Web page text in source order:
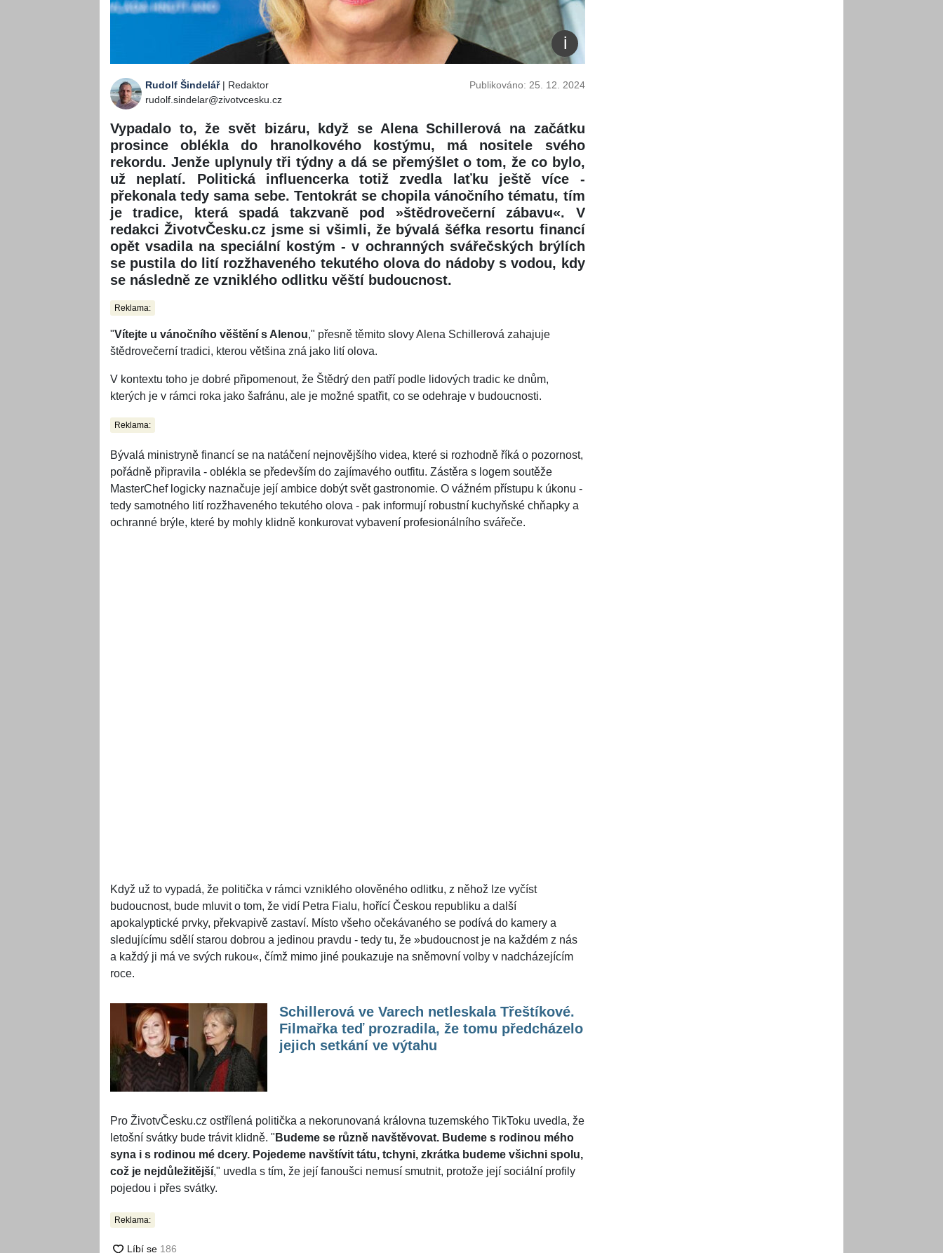
Rudolf Šindelář| Redaktor
rudolf.sindelar@zivotvcesku.cz
Publikováno: 25. 12. 2024
Vypadalo to, že svět bizáru, když se Alena Schillerová na začátku
prosince oblékla do hranolkového kostýmu, má nositele svého
rekordu. Jenže uplynuly tři týdny a dá se přemýšlet o tom, že co bylo,
už neplatí. Politická influencerka totiž zvedla laťku ještě více -
překonala tedy sama sebe. Tentokrát se chopila vánočního tématu, tím
je tradice, která spadá takzvaně pod »štědrovečerní zábavu«. V
redakci ŽivotvČesku.cz jsme si všimli, že bývalá šéfka resortu financí
opět vsadila na speciální kostým - v ochranných svářečských brýlích
se pustila do lití rozžhaveného tekutého olova do nádoby s vodou, kdy
se následně ze vzniklého odlitku věští budoucnost.
Reklama:
"Vítejte u vánočního věštění s Alenou," přesně těmito slovy Alena Schillerová zahajuje
štědrovečerní tradici, kterou většina zná jako lití olova.
V kontextu toho je dobré připomenout, že Štědrý den patří podle lidových tradic ke dnům,
kterých je v rámci roka jako šafránu, ale je možné spatřit, co se odehraje v budoucnosti.
Reklama:
Bývalá ministryně financí se na natáčení nejnovějšího videa, které si rozhodně říká o pozornost,
pořádně připravila - oblékla se především do zajímavého outfitu. Zástěra s logem soutěže
MasterChef logicky naznačuje její ambice dobýt svět gastronomie. O vážném přístupu k úkonu -
tedy samotného lití rozžhaveného tekutého olova - pak informují robustní kuchyňské chňapky a
ochranné brýle, které by mohly klidně konkurovat vybavení profesionálního svářeče.
Když už to vypadá, že politička v rámci vzniklého olověného odlitku, z něhož lze vyčíst
budoucnost, bude mluvit o tom, že vidí Petra Fialu, hořící Českou republiku a další
apokalyptické prvky, překvapivě zastaví. Místo všeho očekávaného se podívá do kamery a
sledujícímu sdělí starou dobrou a jedinou pravdu - tedy tu, že »budoucnost je na každém z nás
a každý ji má ve svých rukou«, čímž mimo jiné poukazuje na sněmovní volby v nadcházejícím
roce.
Schillerová ve Varech netleskala Třeštíkové.
Filmařka teď prozradila, že tomu předcházelo
jejich setkání ve výtahu
Pro ŽivotvČesku.cz ostřílená politička a nekorunovaná královna tuzemského TikToku uvedla, že
letošní svátky bude trávit klidně. " Budeme se různě navštěvovat. Budeme s rodinou mého
syna i s rodinou mé dcery. Pojedeme navštívit tátu, tchyni, zkrátka budeme všichni spolu,
což je nejdůležitější," uvedla s tím, že její fanoušci nemusí smutnit, protože její sociální profily
pojedou i přes svátky.
Reklama: